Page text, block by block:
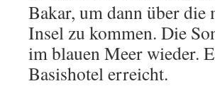
Bakar, um dann über
Insel zu kommen. Die
im blauen Meer wieder.
Basishotel erreicht.